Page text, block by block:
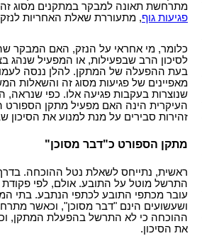
מתרחשת תאונה למבקר במתקנים מסוג זה,
פגיעות גוף, מתעוררת שאלת האחריות
כלומר, מי אחראי על הנזק, האם המבקר
לסיכון הרב שבפעילות, או המפעיל שנהג
בעת ההפעלה של המתקן. להלן ננסה
מאפיינים של פגיעות מסוג זה והשאלות
שנוצרות בעקבות פגיעה אלו. כפי שנראה,
העיקרית הינה האם מפעיל מתקן הספורט
זהירות סבירים על מנת למנוע את הסיכון
מתקן הספורט כ"דבר מסוכן"
ראשית, נתייחס לשאלת נטל ההוכחה.
התרשל מוטל על התובע. אולם, לפי פקודת
עובר מכתפי התובע לכתפי הנתבע. בתי
ושעשועים הינם "דבר מסוכן", וכאשר
ההוכחה כי לא התרשל בהפעלת המתקן,
את הסיכון.